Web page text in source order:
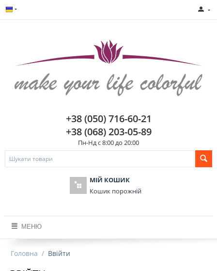
+38 (050) 716-60-21
+38 (068) 203-05-89
Пн-Нд с 8:00 до 20:00
МІЙ КОШИК
Кошик порожній
МЕНЮ
Головна / Ввійти